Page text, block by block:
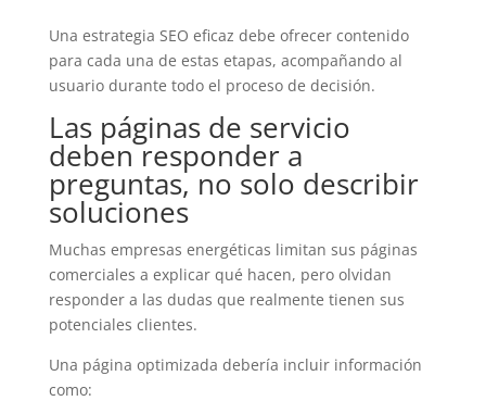
Una estrategia SEO eficaz debe ofrecer contenido
para cada una de estas etapas, acompañando al
usuario durante todo el proceso de decisión.
Las páginas de servicio
deben responder a
preguntas, no solo describir
soluciones
Muchas empresas energéticas limitan sus páginas
comerciales a explicar qué hacen, pero olvidan
responder a las dudas que realmente tienen sus
potenciales clientes.
Una página optimizada debería incluir información
como: